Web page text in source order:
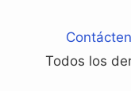
Todos los